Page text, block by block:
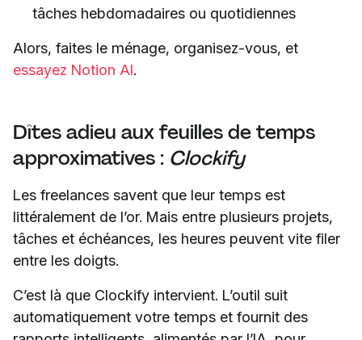
tâches hebdomadaires ou quotidiennes
Alors, faites le ménage, organisez-vous, et
essayez Notion AI.
Dîtes adieu aux feuilles de temps
approximatives : Clockify
Les freelances savent que leur temps est
littéralement de l’or. Mais entre plusieurs projets,
tâches et échéances, les heures peuvent vite filer
entre les doigts.
C’est là que Clockify intervient. L’outil suit
automatiquement votre temps et fournit des